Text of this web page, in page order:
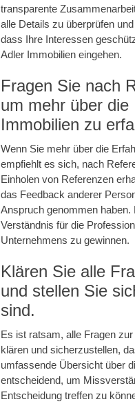
transparente
alle Details zu überprüfen
dass Ihre Interessen
Adler Immobilien eingehen.
Fragen Sie nach
um mehr über
Immobilien zu
Wenn Sie mehr über die
empfiehlt es sich, nach
Einholen von Referenzen
das Feedback anderer
Anspruch genommen haben.
Verständnis für die
Unternehmens zu gewinnen.
Klären Sie alle
und stellen Sie
sind.
Es ist ratsam, alle Fragen
klären und sicherzustellen,
umfassende Übersicht über
entscheidend, um
Entscheidung treffen zu